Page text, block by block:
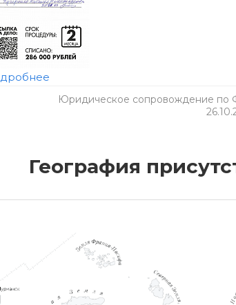
Юридическое сопровождение по
География